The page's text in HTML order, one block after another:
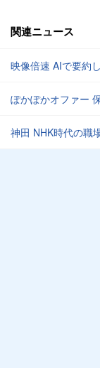
関連ニュース
映像倍速 AIで要約
ぽかぽかオファー
神田 NHK時代の職